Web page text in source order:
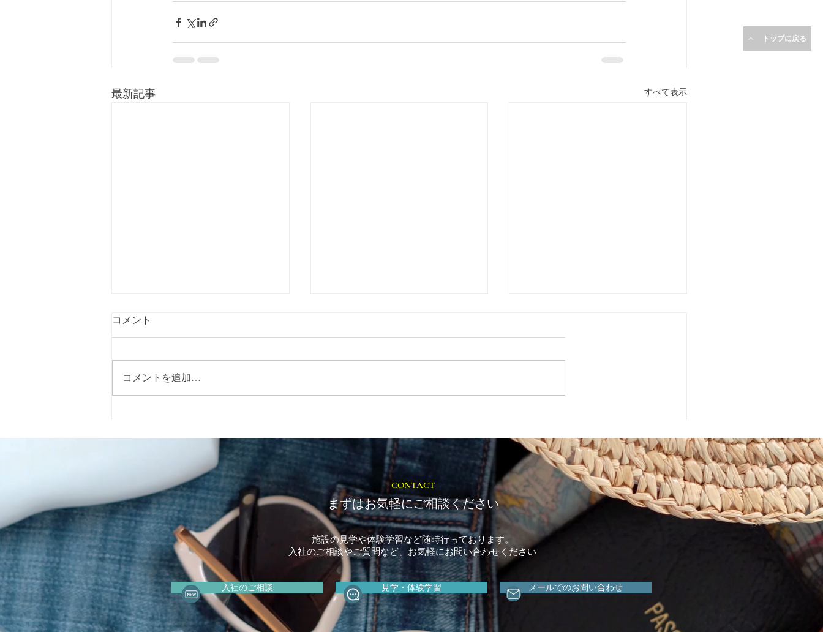
トップに戻る
最新記事 すべて表示
コメント
コメントを追加…
CONTACT
まずはお気軽にご相談ください
施設の見学や体験学習など随時行っております。
入社のご相談やご質問など、お気軽にお問い合わせください
入社のご相談 見学・体験学習 メールでのお問い合わせ